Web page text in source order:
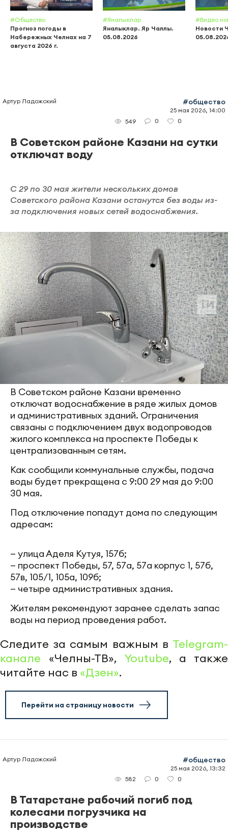
#Общество
Прогноз погоды в
Набережных Челнах на 7
августа 2026 г.
#Яналыклар
Яналыклар. Яр Чаллы.
05.08.2026
#Видео
Новости
Артур Ладожский #общество
25 мая 2026, 14:00
549
0 0
В Советском районе Казани на сутки
отключат воду
С 29 по 30 мая жители нескольких домов
Советского района Казани останутся без воды из-
за подключения новых сетей водоснабжения.
В Советском районе Казани временно
отключат водоснабжение в ряде жилых домов
и административных зданий. Ограничения
связаны с подключением двух водопроводов
жилого комплекса на проспекте Победы к
централизованным сетям.
Как сообщили коммунальные службы, подача
воды будет прекращена с 9:00 29 мая до 9:00
30 мая.
Под отключение попадут дома по следующим
адресам:
— улица Аделя Кутуя, 157б;
— проспект Победы, 57, 57а, 57а корпус 1, 57б,
57в, 105/1, 105а, 109б;
— четыре административных здания.
Жителям рекомендуют заранее сделать запас
воды на период проведения работ.
Следите за самым важным в Telegram-
канале «Челны-ТВ», Youtube, а также
читайте нас в «Дзен».
Перейти на страницу новости
Артур Ладожский #общество
25 мая 2026, 13:32
582
0 0
В Татарстане рабочий погиб под
колесами погрузчика на
производстве